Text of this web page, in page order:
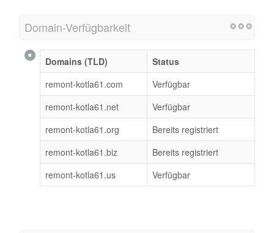
Domain-Verfügbarkeit
Domains (TLD)
Status
remont-kotla61.com
Verfügbar
remont-kotla61.net
Verfügbar
remont-kotla61.org
Bereits registriert
remont-kotla61.biz
Bereits registriert
remont-kotla61.us
Verfügbar